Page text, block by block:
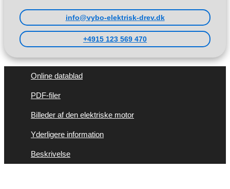
info@vybo-elektrisk-drev.dk
+4915 123 569 470
Online datablad
PDF-filer
Billeder af den elektriske motor
Yderligere information
Beskrivelse